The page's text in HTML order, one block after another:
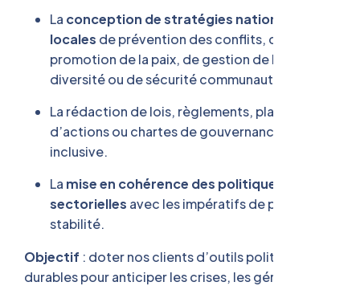
La conception de stratégies nationales ou
locales de prévention des conflits, de
promotion de la paix, de gestion de la
diversité ou de sécurité communautaire.
La rédaction de lois, règlements, plans
d’actions ou chartes de gouvernance
inclusive.
La mise en cohérence des politiques
sectorielles avec les impératifs de paix et de
stabilité.
Objectif : doter nos clients d’outils politiques
durables pour anticiper les crises, les gérer